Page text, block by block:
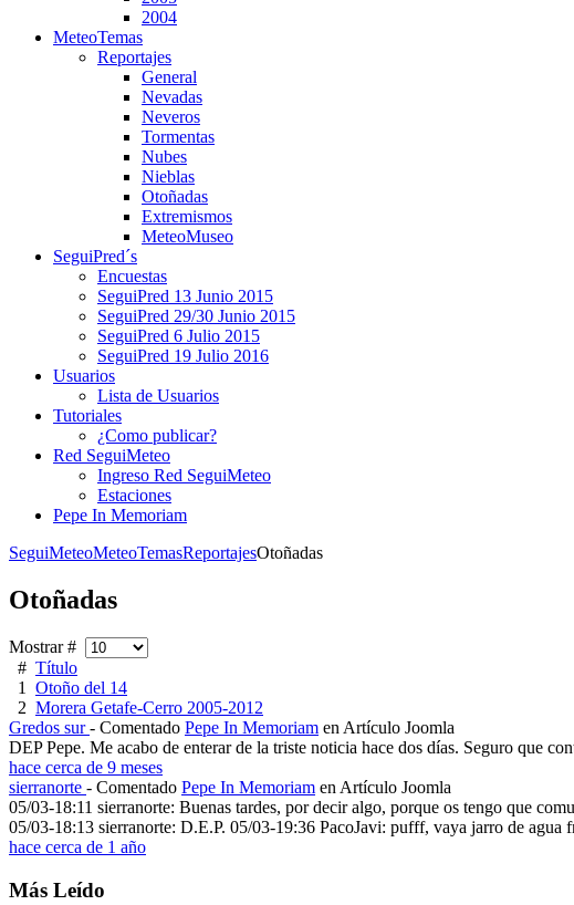
2004
MeteoTemas
Reportajes
General
Nevadas
Neveros
Tormentas
Nubes
Nieblas
Otoñadas
Extremismos
MeteoMuseo
SeguiPred´s
Encuestas
SeguiPred 13 Junio 2015
SeguiPred 29/30 Junio 2015
SeguiPred 6 Julio 2015
SeguiPred 19 Julio 2016
Usuarios
Lista de Usuarios
Tutoriales
¿Como publicar?
Red SeguiMeteo
Ingreso Red SeguiMeteo
Estaciones
Pepe In Memoriam
SeguiMeteoMeteoTemasReportajesOtoñadas
Otoñadas
Mostrar #
# Título
1
Otoño del 14
2 Morera Getafe-Cerro 2005-2012
Gredos sur- Comentado Pepe In Memoriam en Artículo Joomla
DEP Pepe. Me acabo de enterar de la triste noticia hace dos días. Seguro que
hace cerca de 9 meses
sierranorte - Comentado Pepe In Memoriam en Artículo Joomla
05/03-18:11 sierranorte: Buenas tardes, por decir algo, porque os tengo que
05/03-18:13 sierranorte: D.E.P. 05/03-19:36 PacoJavi: pufff, vaya jarro de agua
hace cerca de 1 año
Más Leído